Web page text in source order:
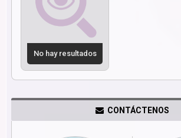
No hay resultados
CONTÁCTENOS